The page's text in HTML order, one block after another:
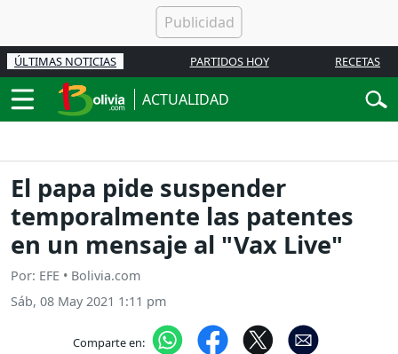
ÚLTIMAS NOTICIAS PARTIDOS HOY RECETAS
ACTUALIDAD
El papa pide suspender
temporalmente las patentes
en un mensaje al "Vax Live"
Por: EFE • Bolivia.com
Sáb, 08 May 2021 1:11 pm
Comparte en: